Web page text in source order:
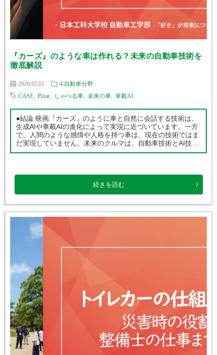
『カーズ』のような車は作れる？未来の自動車技術を
徹底解説
2026.05.01 4.自動車分野
CASE Pixar しゃべる車 未来の車 車載AI
●結論 映画『カーズ』のように車と自然に会話する技術は、
生成AIや車載AIの進化によって実現に近づいています。一方
で、人間のような感情や人格を持つ車は、現在の技術ではま
だ実現していません。未来のクルマは、自動車技術とAI技術
の両方が支えることで進化を続けています。 ●この記事で分
続きを読む